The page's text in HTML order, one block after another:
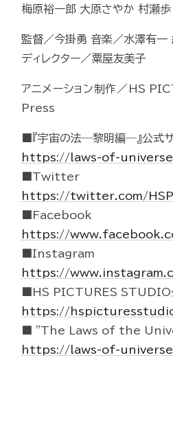
梅原裕一郎 大原さやか 村瀬
監督／今掛勇 音楽／水澤有一
ディレクター／粟屋友美子
アニメーション制作／HS
Press
■『宇宙の法―黎明編―』公式サ
https://laws-of-
■Twitter
https://twitter.com/
■Facebook
https://
■Instagram
https://
■HS PICTURES STUDIO
https://
■ "The Laws of the
https://laws-of-